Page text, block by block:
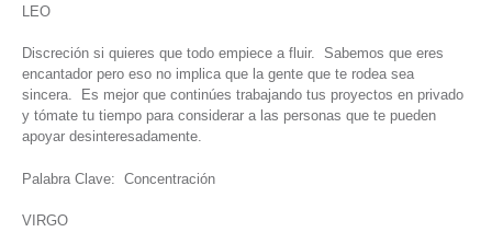
LEO
Discreción si quieres que todo empiece a fluir. Sabemos que eres
encantador pero eso no implica que la gente que te rodea sea
sincera. Es mejor que continúes trabajando tus proyectos en privado
y tómate tu tiempo para considerar a las personas que te pueden
apoyar desinteresadamente.
Palabra Clave: Concentración
VIRGO